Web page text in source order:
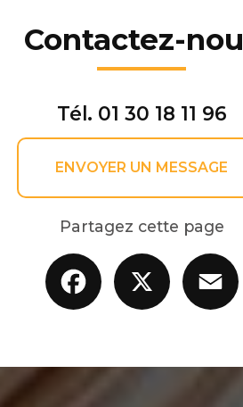
Contactez-
Tél. 01 30 18 11 96
ENVOYER UN MESSAGE
Partagez cette page
Facebook